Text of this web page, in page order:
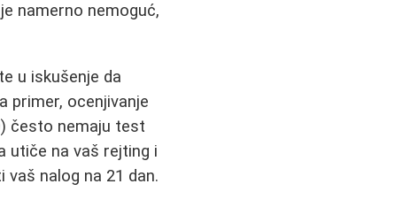
namerno nemoguć,
u iskušenje da
primer, ocenjivanje
) često nemaju test
utiče na vaš rejting i
nalog na 21 dan.